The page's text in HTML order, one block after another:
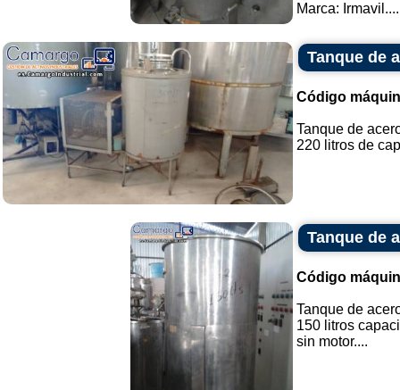
Marca: Irmavil....
Tanque de
Código
Tanque de
220 litros de
Tanque de
Código
Tanque de
150 litros
sin motor....